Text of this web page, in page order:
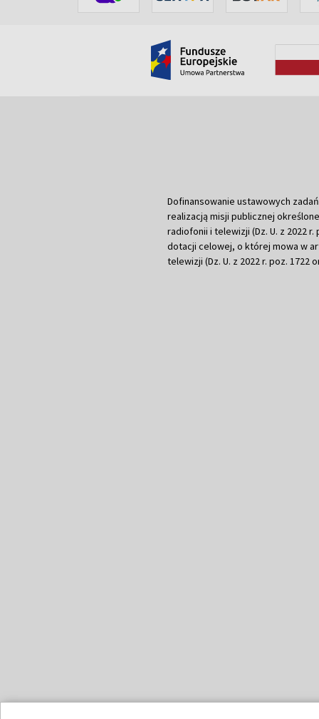
Dofinansowanie ustawowych
realizacją misji publicznej
radiofonii i telewizji (Dz. U. z 2022
dotacji celowej, o której mowa w
telewizji (Dz. U. z 2022 r. poz. 1722